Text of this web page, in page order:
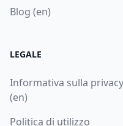
Blog (en)
LEGALE
Informativa sulla privacy
(en)
Politica di utilizzo